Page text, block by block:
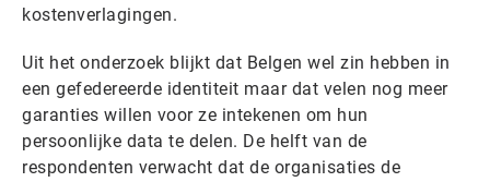
kostenverlagingen.
Uit het onderzoek blijkt dat Belgen wel zin hebben in
een gefedereerde identiteit maar dat velen nog meer
garanties willen voor ze intekenen om hun
persoonlijke data te delen. De helft van de
respondenten verwacht dat de organisaties de